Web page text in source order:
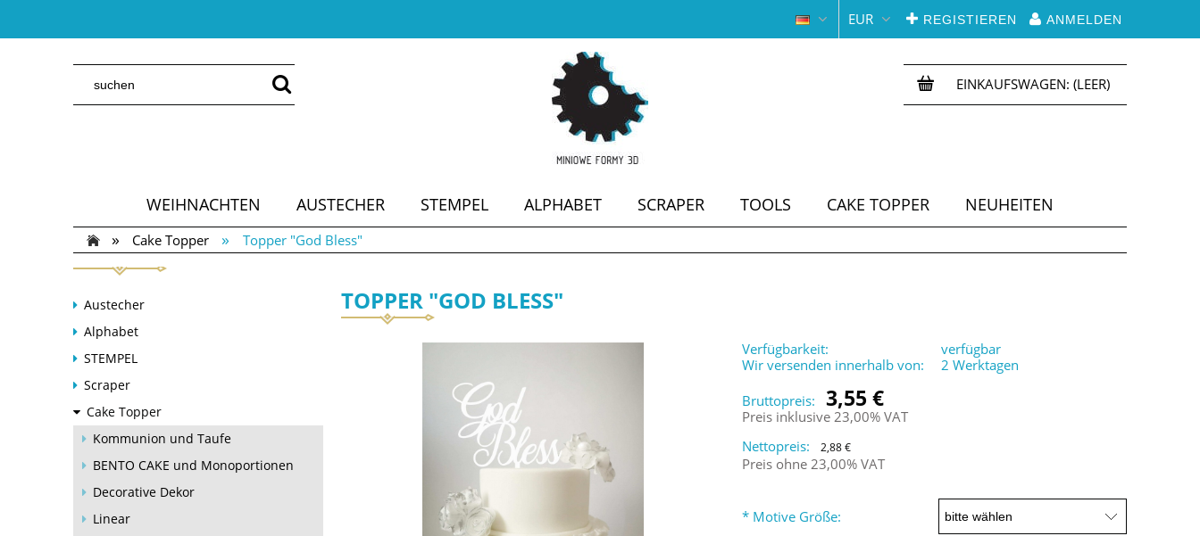
REGISTIEREN ANMELDEN
EUR
EINKAUFSWAGEN: (LEER)
WEIHNACHTEN AUSTECHER STEMPEL ALPHABET SCRAPER TOOLS CAKE TOPPER NEUHEITEN
SALE
» Cake Topper » Topper "God Bless"
Austecher
Alphabet
STEMPEL
Scraper
Cake Topper
Kommunion und Taufe
BENTO CAKE und Monoportionen
Decorative Dekor
Linear
TOPPER "GOD BLESS"
Verfügbarkeit:
verfügbar
Wir versenden innerhalb von:
2 Werktagen
Bruttopreis:
3,55 €
Preis inklusive 23,00% VAT
Nettopreis:
2,88 €
Preis ohne 23,00% VAT
* Motive Größe: